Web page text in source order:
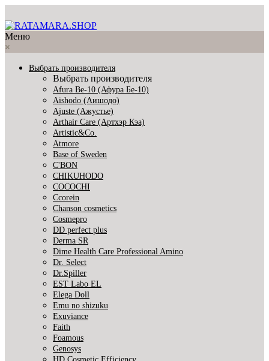
Меню
×
Выбрать производителя
Выбрать производителя
Afura Be-10 (Афура Бе-10)
Aishodo (Аишодо)
Ajuste (Ажустье)
Arthair Care (Артхэр Кэа)
Artistic&Co.
Atmore
Base of Sweden
C'BON
CHIKUHODO
COCOCHI
Ccorein
Chanson cosmetics
Cosmepro
DD perfect plus
Derma SR
Dime Health Care Professional Amino
Dr. Select
Dr.Spiller
EST Labo EL
Elega Doll
Emu no shizuku
Exuviance
Faith
Foamous
Genosys